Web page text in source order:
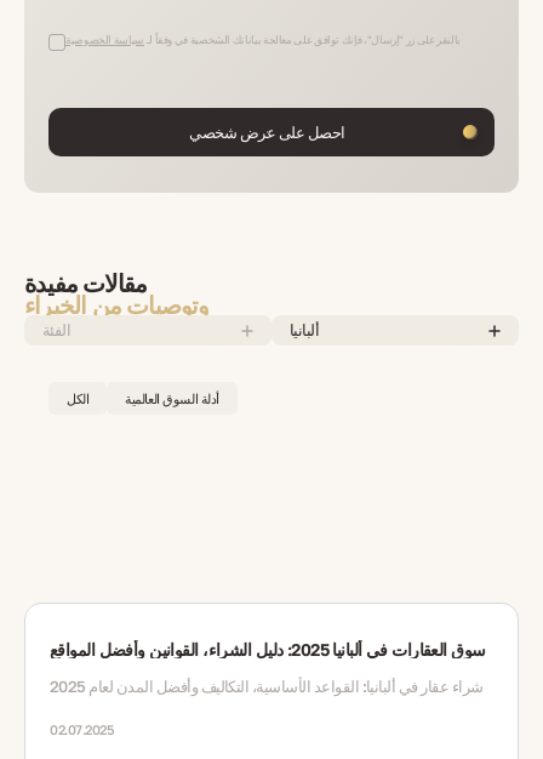
بالنقر على زر "إرسال"، فإنك توافق على معالجة بياناتك الشخصية في وفقاً لـ سياسة الخصوصية
احصل على عرض شخصي
مقالات مفيدة
وتوصيات من الخبراء
الفئة ألبانيا
الكل أدلة السوق العالمية
سوق العقارات في ألبانيا 2025: دليل الشراء، القوانين وأفضل المواقع
شراء عقار في ألبانيا: القواعد الأساسية، التكاليف وأفضل المدن لعام 2025
02.07.2025